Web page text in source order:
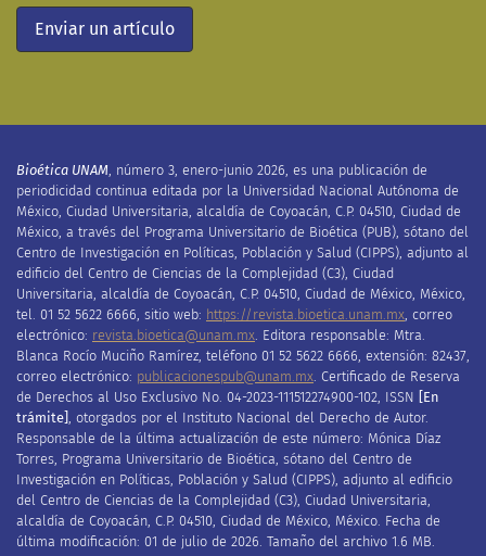
Enviar un artículo
Bioética UNAM , número 3, enero-junio 2026, es una publicación de
periodicidad continua editada por la Universidad Nacional Autónoma de
México, Ciudad Universitaria, alcaldía de Coyoacán, C.P. 04510, Ciudad de
México, a través del Programa Universitario de Bioética (PUB), sótano del
Centro de Investigación en Políticas, Población y Salud (CIPPS), adjunto al
edificio del Centro de Ciencias de la Complejidad (C3), Ciudad
Universitaria, alcaldía de Coyoacán, C P. 04510, Ciudad de México, México,
tel. 01 52 5622 6666, sitio web: https://revista.bioetica.unam.mx , correo
electrónico: revista.bioetica@unam.mx Editora responsable: Mtra.
Blanca Rocío Muciño Ramírez, teléfono 01 52 5622 6666, extensión: 82437,
correo electrónico: publicacionespub@unam.mx Certificado de Reserva
de Derechos al Uso Exclusivo No. 04-2023-111512274900-102 , ISSN [En
trámite]
otorgados por el Instituto Nacional del Derecho de Autor.
Responsable de la última actualización de este número: Mónica Díaz
Torres, Programa Universitario de Bioética, sótano del Centro de
Investigación en Políticas, Población y Salud (CIPPS), adjunto al edificio
del Centro de Ciencias de la Complejidad (C3), Ciudad Universitaria,
alcaldía de Coyoacán, C P. 04510, Ciudad de México, México Fecha de
última modificación: 01 de julio de 2026. Tamaño del archivo 1.6 MB.